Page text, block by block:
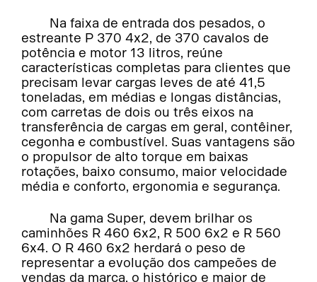
Na faixa de entrada dos pesados, o
estreante P 370 4x2, de 370 cavalos de
potência e motor 13 litros, reúne
características completas para clientes que
precisam levar cargas leves de até 41,5
toneladas, em médias e longas distâncias,
com carretas de dois ou três eixos na
transferência de cargas em geral, contêiner,
cegonha e combustível. Suas vantagens são
o propulsor de alto torque em baixas
rotações, baixo consumo, maior velocidade
média e conforto, ergonomia e segurança.
Na gama Super, devem brilhar os
caminhões R 460 6x2, R 500 6x2 e R 560
6x4. O R 460 6x2 herdará o peso de
representar a evolução dos campeões de
vendas da marca, o histórico e maior de